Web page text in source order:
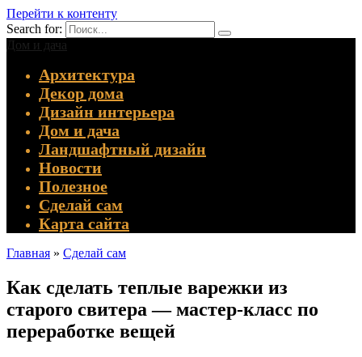
Перейти к контенту
Search for:
Дом и дача
Архитектура
Декор дома
Дизайн интерьера
Дом и дача
Ландшафтный дизайн
Новости
Полезное
Сделай сам
Карта сайта
Главная » Сделай сам
Как сделать теплые варежки из
старого свитера — мастер-класс по
переработке вещей